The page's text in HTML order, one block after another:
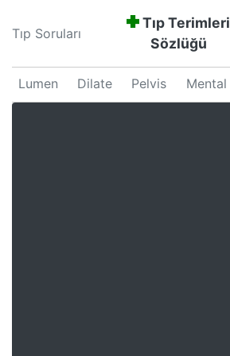
Tıp Soruları
Tıp Terimleri
Sözlüğü
Lumen Dilate Pelvis Mental